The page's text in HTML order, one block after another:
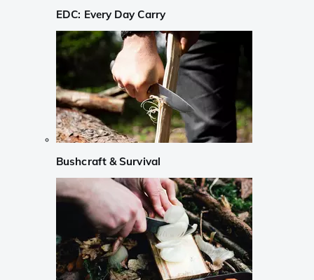
EDC: Every Day Carry
Bushcraft & Survival